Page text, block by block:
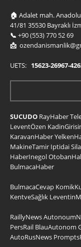
🏠 Adalet mah.
41/81 35530 Bayraklı
📞 +90 (553) 770 52 69
📩
UETS: 15623-26967-
SUCUDO RayHaber
LeventÖzen
KaravanHaber
MakineTamir Iptidai
HaberInegol
BulmacaHaber
BulmacaCevap
KentveSağlık
RaillyNews
PersRail BlauAutonom
AutoRusNews